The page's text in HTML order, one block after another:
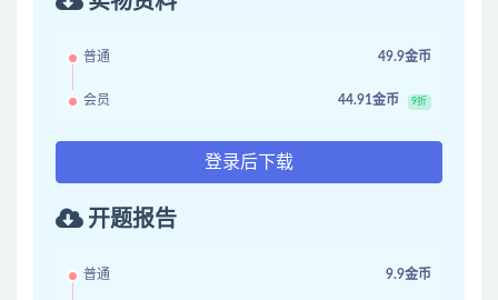
普通 49.9金币
会员 44.91金币 9折
登录后下载
开题报告
普通 9.9金币